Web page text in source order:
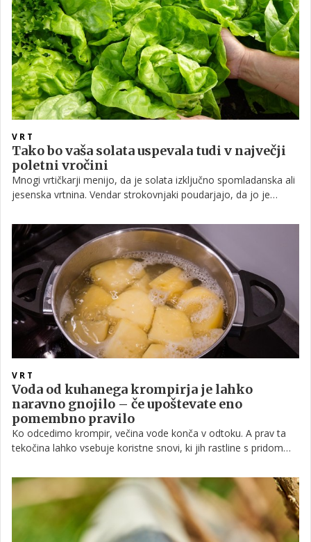
VRT
Tako bo vaša solata uspevala tudi v največji
poletni vročini
Mnogi vrtičkarji menijo, da je solata izključno spomladanska ali
jesenska vrtnina. Vendar strokovnjaki poudarjajo, da jo je
ustrezne pogoje in nekaj dodatne nege.
VRT
Voda od kuhanega krompirja je lahko
naravno gnojilo – če upoštevate eno
pomembno pravilo
Ko odcedimo krompir, večina vode konča v odtoku. A prav ta
tekočina lahko vsebuje koristne snovi, ki jih rastline s pridom